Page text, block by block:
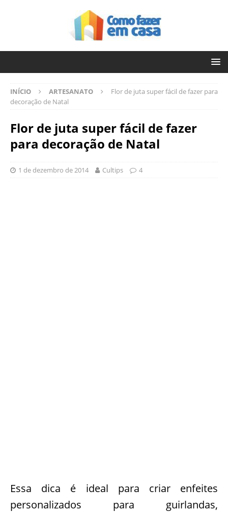
INÍCIO ARTESANATO
Flor de juta super fácil de fazer para
decoração de Natal
Flor de juta super fácil de fazer
para decoração de Natal
1 de dezembro de 2014 Cultips 4
Essa dica é ideal para criar enfeites
personalizados para guirlandas,